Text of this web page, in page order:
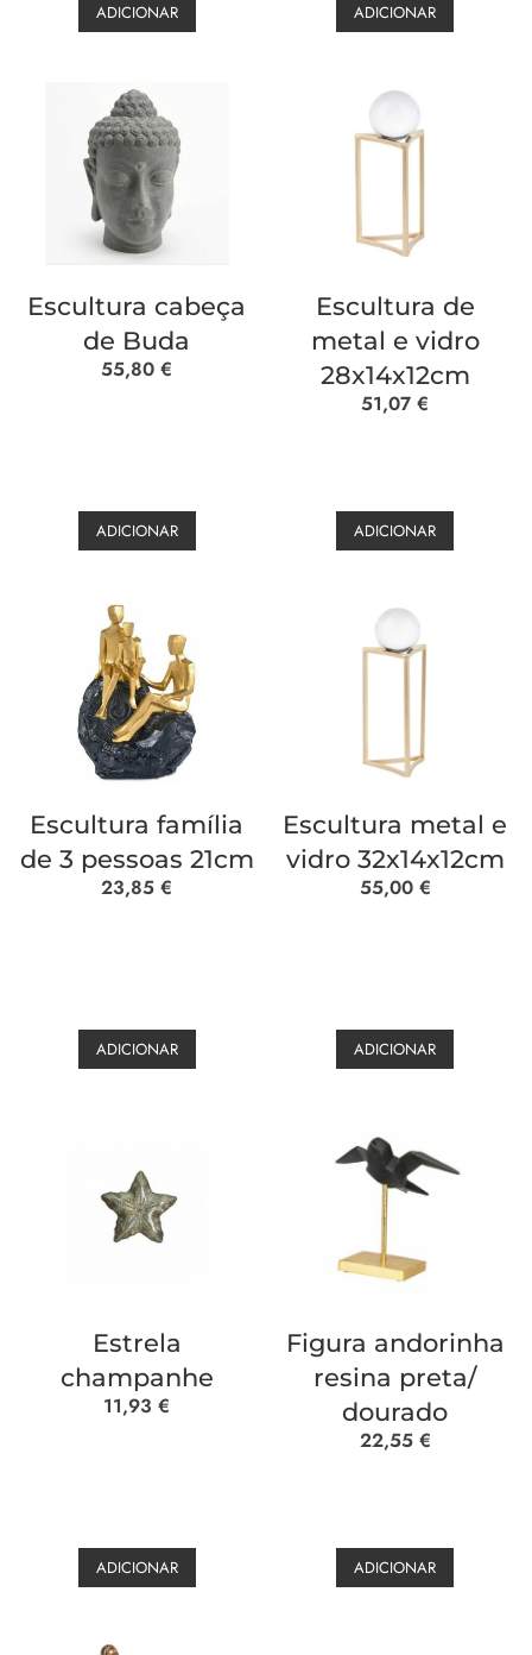
ADICIONAR ADICIONAR
Escultura cabeça
de Buda
55,80€
ADICIONAR
Escultura de
metal e vidro
28x14x12cm
51,07€
ADICIONAR
Escultura família
de 3 pessoas 21cm
23,85€
ADICIONAR
Escultura metal e
vidro 32x14x12cm
55,00 €
ADICIONAR
Estrela
champanhe
11,93€
ADICIONAR
Figura andorinha
resina preta/
dourado
22,55 €
ADICIONAR